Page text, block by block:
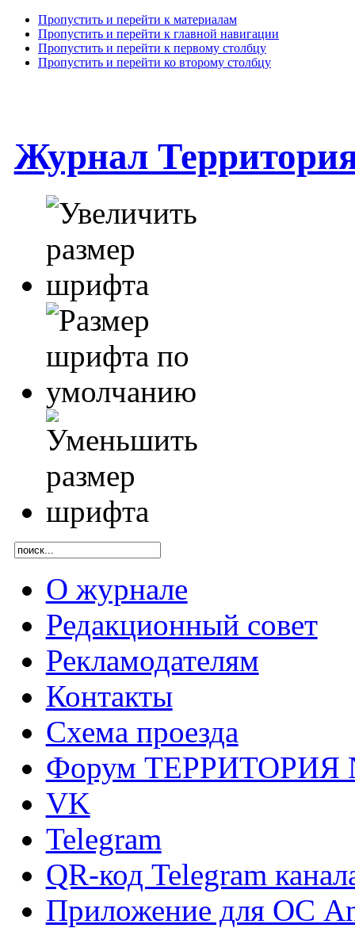
Пропустить и перейти к материалам
Пропустить и перейти к главной навигации
Пропустить и перейти к первому столбцу
Пропустить и перейти ко второму столбцу
Журнал
О журнале
Редакционный совет
Рекламодателям
Контакты
Схема проезда
Форум ТЕРРИТОРИЯ
VK
Telegram
QR-код Telegram
Приложение для ОС